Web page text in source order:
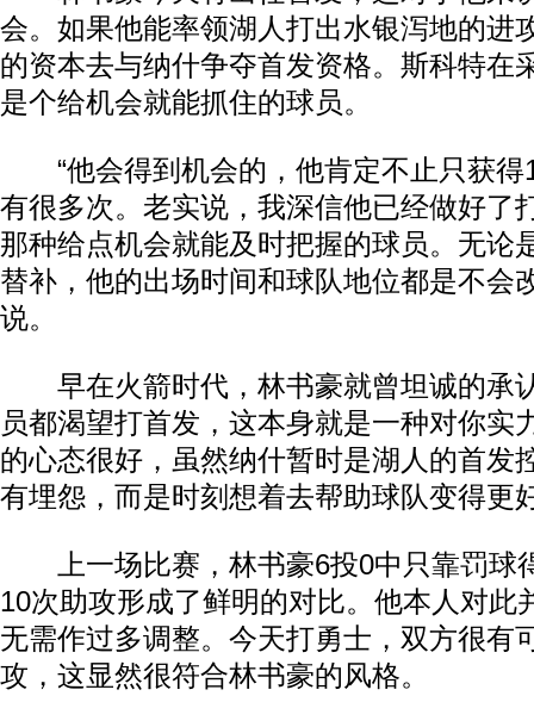
会。如果他能率领湖人打出水银泻地的进
的资本去与纳什争夺首发资格。斯科特在
是个给机会就能抓住的球员。
“他会得到机会的，他肯定不止只获得
有很多次。老实说，我深信他已经做好了
那种给点机会就能及时把握的球员。无论
替补，他的出场时间和球队地位都是不会
说。
早在火箭时代，林书豪就曾坦诚的承
员都渴望打首发，这本身就是一种对你实
的心态很好，虽然纳什暂时是湖人的首发
有埋怨，而是时刻想着去帮助球队变得更
上一场比赛，林书豪6投0中只靠罚球
10次助攻形成了鲜明的对比。他本人对此
无需作过多调整。今天打勇士，双方很有
攻，这显然很符合林书豪的风格。